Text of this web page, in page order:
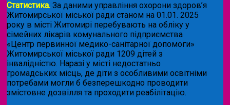
Статистика. За даними управління охорони здоров’я
Житомирської міської ради станом на 01.01. 2025
року в місті Житомирі перебувають на обліку у
сімейних лікарів комунального підприємства
«Центр первинної медико-санітарної допомоги»
Житомирської міської ради 1209 дітей з
інвалідністю. Наразі у місті недостатньо
громадських місць, де діти з особливими освітніми
потребами могли б безперешкодно проводити
змістовне дозвілля та проходити реабілітацію.